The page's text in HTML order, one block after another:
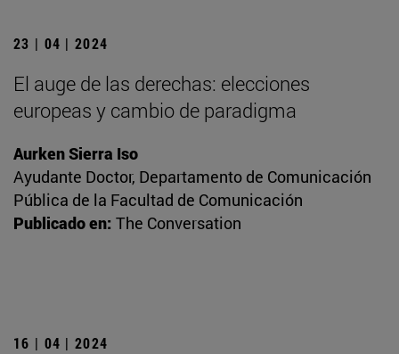
23 | 04 | 2024
El auge de las derechas: elecciones
europeas y cambio de paradigma
Aurken Sierra Iso
Ayudante Doctor, Departamento de Comunicación
Pública de la Facultad de Comunicación
Publicado en: The Conversation
16 | 04 | 2024